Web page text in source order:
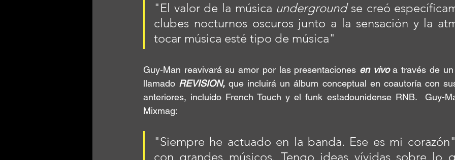
"El valor de la música underground se creó
clubes nocturnos oscuros junto a la sensación y la
tocar música esté tipo de música"
Guy-Man reavivará su amor por las presentaciones en vivo a través de un
llamado REVISION, que incluirá un álbum conceptual en coautoría con
anteriores, incluido French Touch y el funk estadounidense RNB.  Guy-
Mixmag:
"Siempre he actuado en la banda. Ese es mi
con grandes músicos. Tengo ideas vívidas sobre lo